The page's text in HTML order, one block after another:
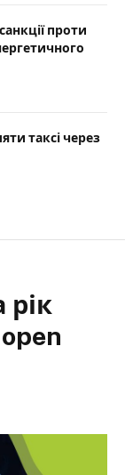
проти
таксі через
рік